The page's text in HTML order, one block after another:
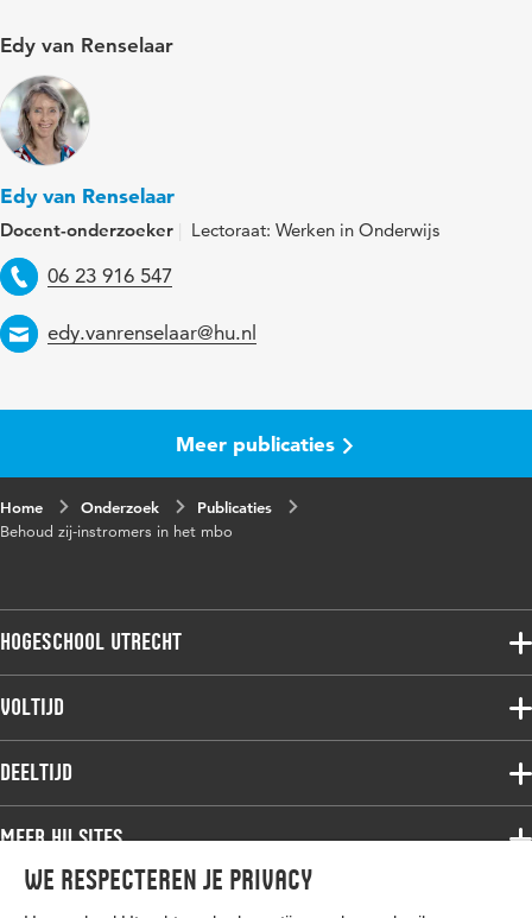
We respecteren je privacy
in
Jaar en
volume
Trefwoorden
Paginabereik 20-22
Edy van Renselaar
Edy van Renselaar
Docent-onderzoeker Lectoraat: Werken in Onderwijs
Telefoon
06 23 916 547
Email
edy.vanrenselaar@hu.nl
Meer publicaties
Home Onderzoek
Publicaties
Behoud zij-instromers in het mbo
Hogeschool Utrecht
Voltijdopleidingen
Deeltijdopleidingen
Onderzoek
Werken bij de HU
Voltijd
Associate degree
Bachelor
Master
Studiekeuze voltijd
Deeltijd
Associate degree
Bachelor
Meer HU sites
HU International